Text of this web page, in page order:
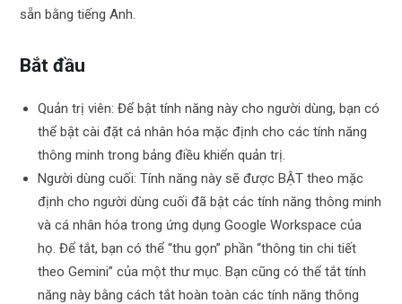
sẵn bằng tiếng Anh.
Bắt đầu
Quản trị viên: Để bật tính năng này cho người dùng, bạn có
thể bật cài đặt cá nhân hóa mặc định cho các tính năng
thông minh trong bảng điều khiển quản trị.
Người dùng cuối: Tính năng này sẽ được BẬT theo mặc
định cho người dùng cuối đã bật các tính năng thông minh
và cá nhân hóa trong ứng dụng Google Workspace của
họ. Để tắt, bạn có thể “thu gọn” phần “thông tin chi tiết
theo Gemini” của một thư mục. Bạn cũng có thể tắt tính
năng này bằng cách tắt hoàn toàn các tính năng thông